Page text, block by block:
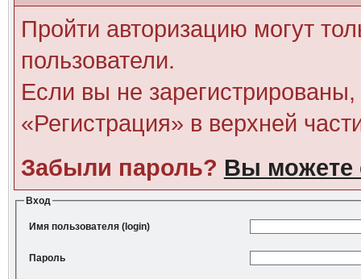
Пройти авторизацию могут
пользователи.
Если вы не
«Регистрация» в верхней
Забыли пароль? Вы можете
Вход
Имя пользователя (login)
Пароль